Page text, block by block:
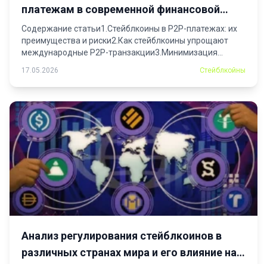
платежам в современной финансовой
системе
Содержание статьи1.Стейблкоины в P2P-платежах: их
преимущества и риски2.Как стейблкоины упрощают
международные P2P-транзакции3.Минимизация
комиссий4.Прозрачность и безопасность5.Сравнение...
17.05.2026 Стейблкойны
Анализ регулирования стейблкоинов в
различных странах мира и его влияние на